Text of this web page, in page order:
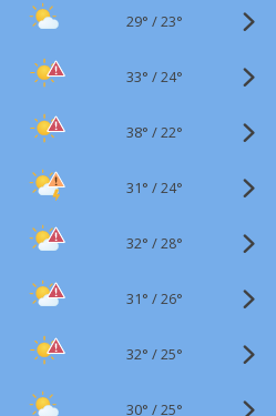
29° /23°
33° /24°
38° /22°
31° /24°
32° /28°
31° /26°
32° /25°
30° /25°